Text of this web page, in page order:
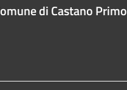
di Castano Primo